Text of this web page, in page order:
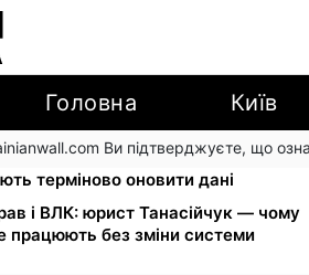
Головна Київ
Ви підтверджуєте, що
— 2000 і 3000 грн: 4 категорії
терміново оновити дані
і ВЛК: юрист Танасійчук — чому
працюють без зміни системи